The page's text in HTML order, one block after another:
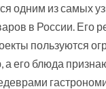
одним из самых
в России. Его
пользуются
а его блюда